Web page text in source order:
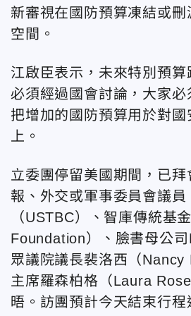
新審視在國防預算凍結或
空間。
江啟臣表示，未來特別預
必須經過國會討論，大家
把增加的國防預算用於對國
上。
立委團停留美國期間，已
報、外交或軍事委員會議
（USTBC）、智庫傳統基
Foundation）、臉書母公
眾議院議長裴洛西（Nancy
主席羅森柏格（Laura
晤。訪團預計今天結束行程